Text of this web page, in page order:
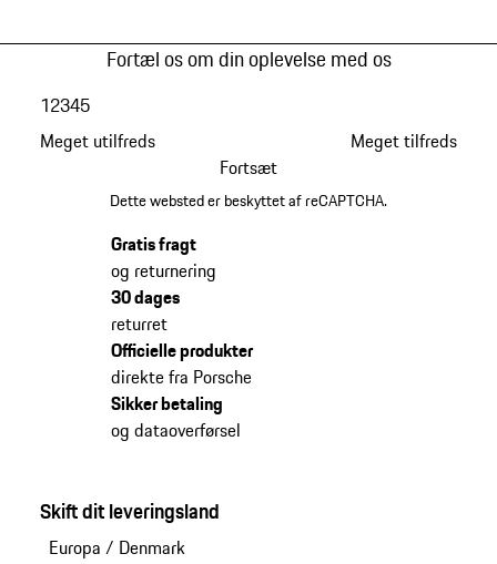
Fortæl os om din oplevelse med os
Meget utilfreds
12345
Meget tilfreds
Fortsæt
Dette websted er beskyttet af reCAPTCHA.
Gratis fragt
og returnering
30 dages
returret
Officielle produkter
direkte fra Porsche
Sikker betaling
og dataoverførsel
Skift dit leveringsland
Europa / Denmark